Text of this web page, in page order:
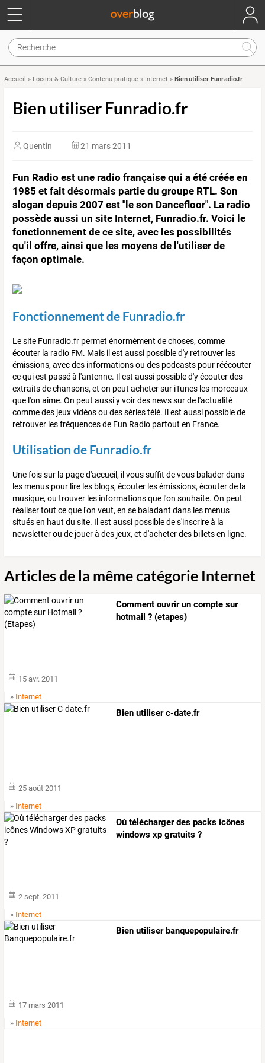
Accueil » Loisirs & Culture » Contenu pratique » Internet » Bien utiliser Funradio.fr
Bien utiliser Funradio.fr
Quentin 21 mars 2011
Fun Radio est une radio française qui a été créée en
1985 et fait désormais partie du groupe RTL. Son
slogan depuis 2007 est "le son Dancefloor". La radio
possède aussi un site Internet, Funradio.fr. Voici le
fonctionnement de ce site, avec les possibilités
qu'il offre, ainsi que les moyens de l'utiliser de
façon optimale.
Fonctionnement de Funradio.fr
Le site Funradio.fr permet énormément de choses, comme
écouter la radio FM. Mais il est aussi possible d'y retrouver les
émissions, avec des informations ou des podcasts pour réécouter
ce qui est passé à l'antenne. Il est aussi possible d'y écouter des
extraits de chansons, et on peut acheter sur iTunes les morceaux
que l'on aime. On peut aussi y voir des news sur de l'actualité
comme des jeux vidéos ou des séries télé. Il est aussi possible de
retrouver les fréquences de Fun Radio partout en France.
Utilisation de Funradio.fr
Une fois sur la page d'accueil, il vous suffit de vous balader dans
les menus pour lire les blogs, écouter les émissions, écouter de la
musique, ou trouver les informations que l'on souhaite. On peut
réaliser tout ce que l'on veut, en se baladant dans les menus
situés en haut du site. Il est aussi possible de s'inscrire à la
newsletter ou de jouer à des jeux, et d'acheter des billets en ligne.
Articles de la même catégorie Internet
Comment ouvrir un compte sur
hotmail ? (etapes)
15 avr. 2011
» Internet
Bien utiliser c-date.fr
25 août 2011
» Internet
Où télécharger des packs icônes
windows xp gratuits ?
2 sept. 2011
» Internet
Bien utiliser banquepopulaire.fr
17 mars 2011
» Internet